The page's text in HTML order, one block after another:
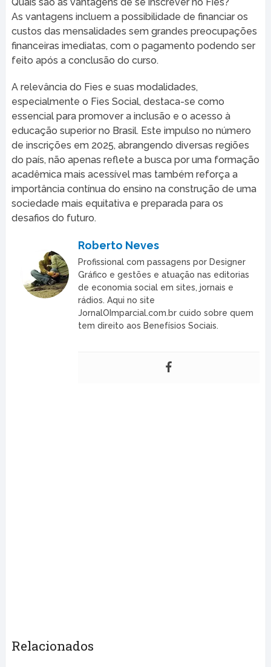
As vantagens incluem a possibilidade de financiar os
custos das mensalidades sem grandes preocupações
financeiras imediatas, com o pagamento podendo ser
feito após a conclusão do curso.
A relevância do Fies e suas modalidades,
especialmente o Fies Social, destaca-se como
essencial para promover a inclusão e o acesso à
educação superior no Brasil. Este impulso no número
de inscrições em 2025, abrangendo diversas regiões
do país, não apenas reflete a busca por uma formação
acadêmica mais acessível mas também reforça a
importância contínua do ensino na construção de uma
sociedade mais equitativa e preparada para os
desafios do futuro.
Roberto Neves
Profissional com passagens por Designer
Gráfico e gestões e atuação nas editorias
de economia social em sites, jornais e
rádios. Aqui no site
JornalOImparcial.com.br cuido sobre quem
tem direito aos Benefísios Sociais.
Relacionados